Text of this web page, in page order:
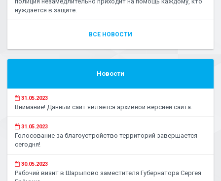
нуждается в защите.
ВСЕ НОВОСТИ
Новости
31.05.2023
Внимание! Данный сайт является архивной версией сайта.
31.05.2023
Голосование за благоустройство территорий завершается
сегодня!
30.05.2023
Рабочий визит в Шарыпово заместителя Губернатора Сергея